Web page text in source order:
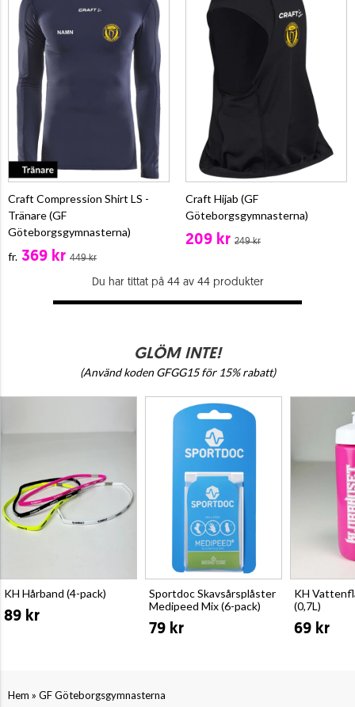
Craft Compression Shirt LS -
Tränare (GF
Göteborgsgymnasterna)
fr. 369 kr 449 kr
Craft Hijab (GF
Göteborgsgymnasterna)
209 kr 249 kr
Du har tittat på 44 av 44 produkter
GLÖM INTE!
(Använd koden GFGG15 för 15% rabatt)
KH Hårband (4-pack)
89 kr
Sportdoc Skavsårsplåster
Medipeed Mix (6-pack)
79 kr
KH
(0,7L)
69 kr
Hem » GF Göteborgsgymnasterna